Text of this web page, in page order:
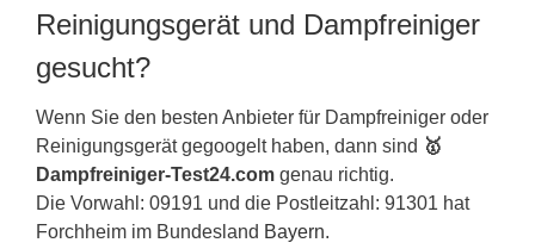
Reinigungsgerät und Dampfreiniger
gesucht?
Wenn Sie den besten Anbieter für Dampfreiniger oder
Reinigungsgerät gegoogelt haben, dann sind 🥇
Dampfreiniger-Test24.com genau richtig.
Die Vorwahl: 09191 und die Postleitzahl: 91301 hat
Forchheim im Bundesland Bayern.